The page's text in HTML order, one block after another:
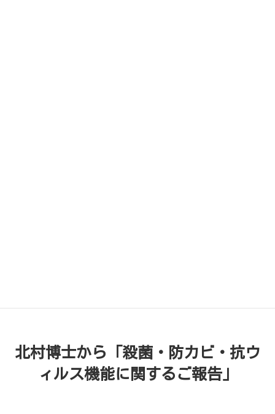
北村博士から「殺菌・防カビ・抗ウ
ィルス機能に関するご報告」